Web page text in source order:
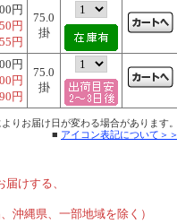
円
円
円
75.0
掛
円
円
円
75.0
掛
りお届け日が変わる場合があります。
■ アイコン表記について＞＞
けする、
沖縄県、一部地域を除く）